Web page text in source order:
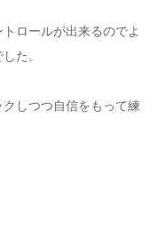
ロールが出来るのでよ
た。
しつつ自信をもって練